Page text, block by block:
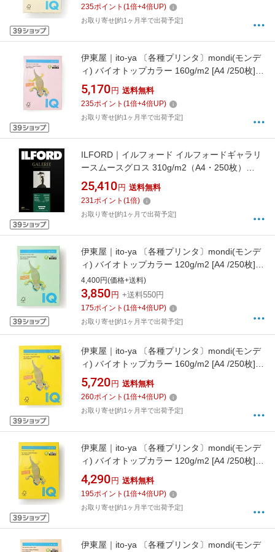
235ポイント (1倍+4倍UP)
お取り寄せ[約1ヶ月半で出荷予定]
伊東屋｜ito-ya 〔各種プリンタ〕mondi(モンデ
ィ) バイオトップカラー 160g/m2 [A4 /250枚]
フラミンゴ BT831[BT831]
5,170 円 送料無料
235ポイント (1倍+4倍UP)
お取り寄せ[約1ヶ月半で出荷予定]
ILFORD｜イルフォード イルフォードギャラリ
ースムースグロス 310g/m2（A4・250枚）
ILFORD GALERIE Smooth Gloss
422343[422343]
25,410 円 送料無料
231ポイント (1倍)
お取り寄せ[約1ヶ月で出荷予定]
伊東屋｜ito-ya 〔各種プリンタ〕mondi(モンデ
ィ) バイオトップカラー 120g/m2 [A4 /250枚]
ミディアムグリーン BT706[BT706]
4,400円(価格+送料)
3,850 円 +送料550円
175ポイント (1倍+4倍UP)
お取り寄せ[約1ヶ月半で出荷予定]
伊東屋｜ito-ya 〔各種プリンタ〕mondi(モンデ
ィ) バイオトップカラー 160g/m2 [A4 /250枚]
マスタード BT829[BT829]
5,720 円 送料無料
260ポイント (1倍+4倍UP)
お取り寄せ[約1ヶ月半で出荷予定]
伊東屋｜ito-ya 〔各種プリンタ〕mondi(モンデ
ィ) バイオトップカラー 120g/m2 [A4 /250枚]
オレンジ BT729[BT729]
4,290 円 送料無料
195ポイント (1倍+4倍UP)
お取り寄せ[約1ヶ月半で出荷予定]
伊東屋｜ito-ya 〔各種プリンタ〕mondi(モンデ